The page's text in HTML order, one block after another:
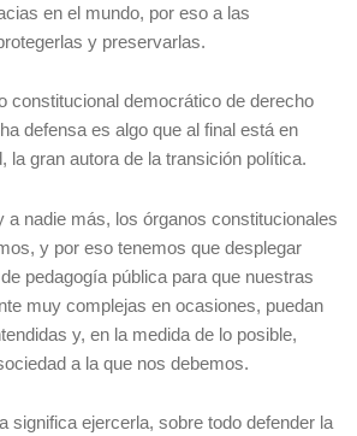
en el mundo, por eso a las
y preservarlas.
constitucional democrático de derecho
defensa es algo que al final está en
la gran autora de la transición política.
a nadie más, los órganos constitucionales
y por eso tenemos que desplegar
pedagogía pública para que nuestras
muy complejas en ocasiones, puedan
y, en la medida de lo posible,
a la que nos debemos.
significa ejercerla, sobre todo defender la